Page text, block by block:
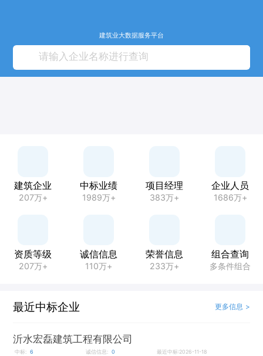
建筑业大数据服务平台
建筑企业
207万+
中标业绩
1989万+
项目经理
383万+
企业人员
1686万+
资质等级
207万+
诚信信息
110万+
荣誉信息
233万+
组合查询
多条件组合
最近中标企业 更多信息 >
沂水宏磊建筑工程有限公司
中标: 6 诚信信息: 0 最近中标:2026-11-18